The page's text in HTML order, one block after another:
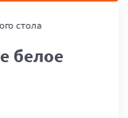
стола
белое